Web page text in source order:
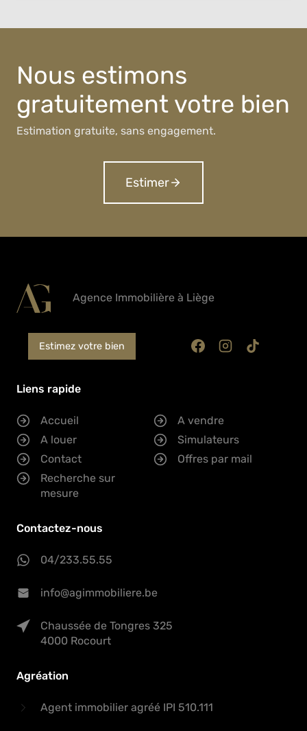
Nous estimons
gratuitement votre bien
Estimation gratuite, sans engagement.
Estimer
Agence Immobilière à Liège
Estimez votre bien
Liens rapide
Accueil
A vendre
A louer
Simulateurs
Contact
Offres par mail
Recherche sur
mesure
Contactez-nous
04/233.55.55
info@agimmobiliere.be
Chaussée de Tongres 325
4000 Rocourt
Agréation
Agent immobilier agréé IPI 510.111